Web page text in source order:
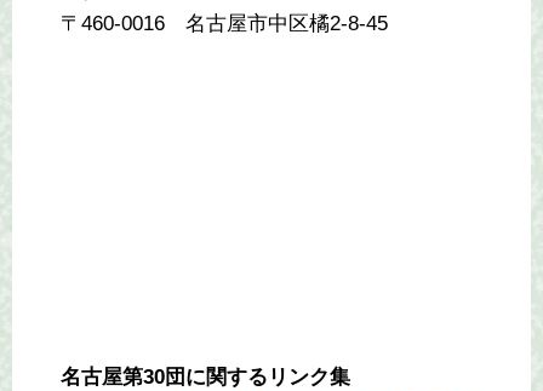
〒460-0016 名古屋市中区橘2-8-45
名古屋第30団に関するリンク集